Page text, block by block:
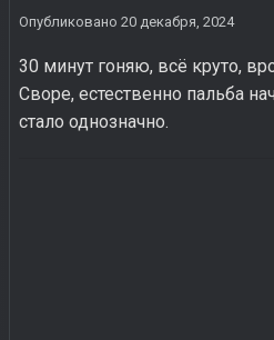
Опубликовано 20 декабря, 2024
30 минут гоняю, всё круто,
Своре, естественно пальба
стало однозначно.